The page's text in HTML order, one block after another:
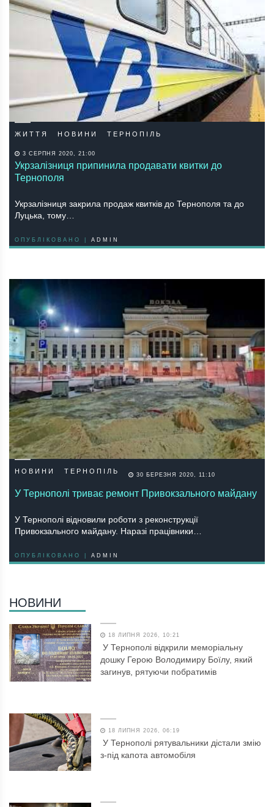
ЖИТТЯ НОВИНИ ТЕРНОПІЛЬ
3 СЕРПНЯ 2020, 21:00
Укрзалізниця припинила продавати квитки до
Тернополя
Укрзалізниця закрила продаж квитків до Тернополя та до
Луцька, тому…
ОПУБЛІКОВАНО | ADMIN
НОВИНИ ТЕРНОПІЛЬ 30 БЕРЕЗНЯ 2020, 11:10
У Тернополі триває ремонт Привокзального майдану
У Тернополі відновили роботи з реконструкції
Привокзального майдану. Наразі працівники…
ОПУБЛІКОВАНО | ADMIN
НОВИНИ
18 ЛИПНЯ 2026, 10:21
У Тернополі відкрили меморіальну
дошку Герою Володимиру Боїлу, який
загинув, рятуючи побратимів
18 ЛИПНЯ 2026, 06:19
У Тернополі рятувальники дістали змію
з-під капота автомобіля